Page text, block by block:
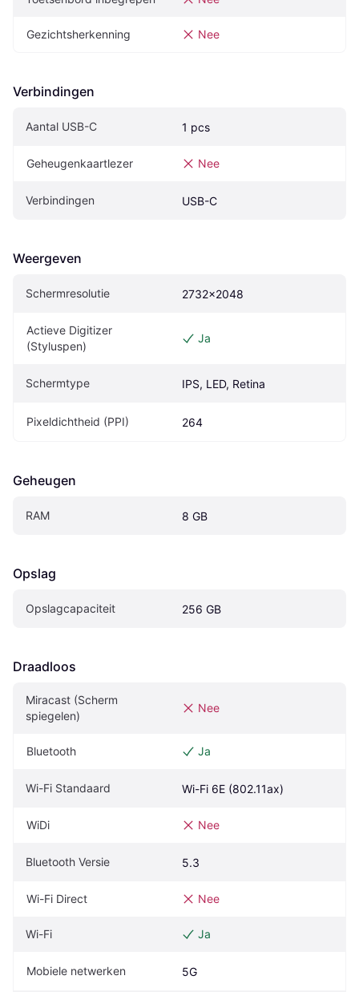
Gezichtsherkenning Nee
Verbindingen
Aantal USB-C 1 pcs
Geheugenkaartlezer Nee
Verbindingen USB-C
Weergeven
Schermresolutie 2732x2048
Actieve Digitizer
(Styluspen)
Ja
Schermtype IPS, LED, Retina
Pixeldichtheid (PPI) 264
Geheugen
RAM 8 GB
Opslag
Opslagcapaciteit 256 GB
Draadloos
Miracast (Scherm
spiegelen)
Nee
Bluetooth Ja
Wi-Fi Standaard Wi-Fi 6E (802.11ax)
WiDi Nee
Bluetooth Versie 5.3
Wi-Fi Direct Nee
Wi-Fi Ja
Mobiele netwerken 5G